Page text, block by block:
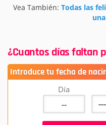
Vea También: Todas las
¿Cuantos días faltan
Introduce tu fecha de
Día